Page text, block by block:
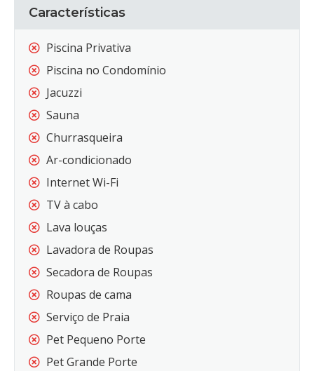
Características
Piscina Privativa
Piscina no Condomínio
Jacuzzi
Sauna
Churrasqueira
Ar-condicionado
Internet Wi-Fi
TV à cabo
Lava louças
Lavadora de Roupas
Secadora de Roupas
Roupas de cama
Serviço de Praia
Pet Pequeno Porte
Pet Grande Porte